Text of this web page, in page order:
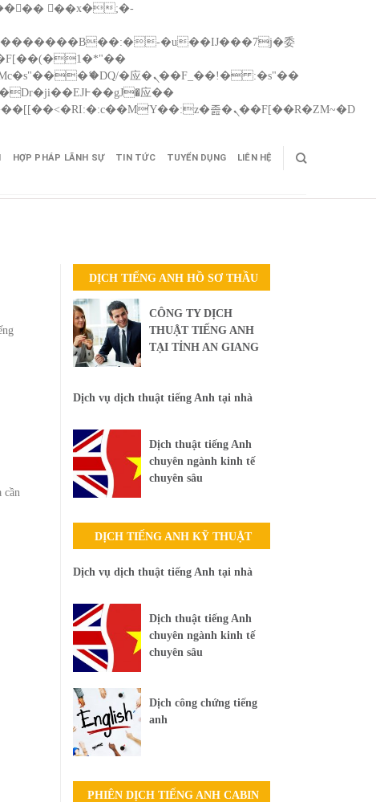
矁[��x�ZM~�n"��IB؃��!'����Тѕ��+��(m��IK�ʭ�/|��ϐܢ��F[��x�ZMz�G�� %嬩�/c��������[[��<�RI:�:c��MΎ��:z�졾�ܢ��F[��R�ZM~�DSkip
HỢP PHÁP LÃNH SỰ TIN TỨC TUYỂN DỤNG LIÊN HỆ
cần
DỊCH TIẾNG ANH HỒ SƠ THẦU
CÔNG TY DỊCH
THUẬT TIẾNG ANH
TẠI TỈNH AN GIANG
Dịch vụ dịch thuật tiếng Anh tại nhà
Dịch thuật tiếng Anh
chuyên ngành kinh tế
chuyên sâu
DỊCH TIẾNG ANH KỸ THUẬT
Dịch vụ dịch thuật tiếng Anh tại nhà
Dịch thuật tiếng Anh
chuyên ngành kinh tế
chuyên sâu
Dịch công chứng tiếng
anh
PHIÊN DỊCH TIẾNG ANH CABIN